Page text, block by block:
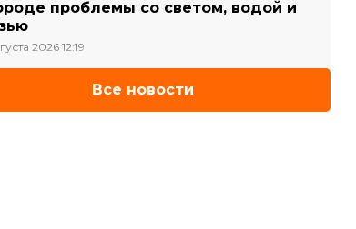
проблемы со светом, водой и
2026 12:19
Все новости